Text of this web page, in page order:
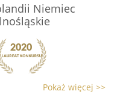
Niemiec
Pokaż więcej >>